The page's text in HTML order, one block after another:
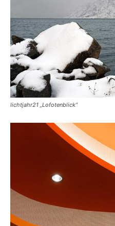
lichtjahr21 „Lofotenblick“